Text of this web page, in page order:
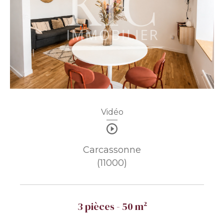
Vidéo
Carcassonne
(11000)
3 pièces - 50 m²